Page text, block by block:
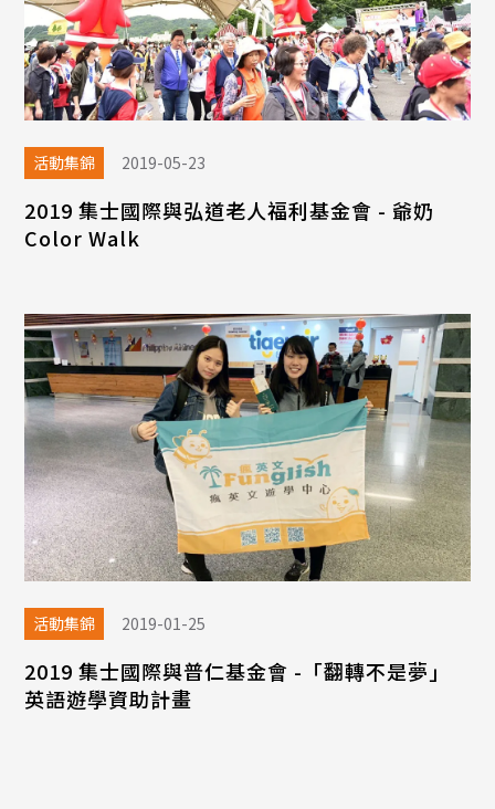
活動集錦 2019-05-23
2019 集士國際與弘道老人福利基金會 - 爺奶
Color Walk
活動集錦 2019-01-25
2019 集士國際與普仁基金會 -「翻轉不是夢」
英語遊學資助計畫